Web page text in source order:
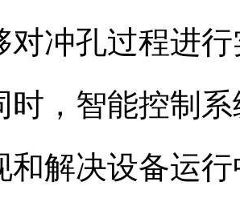
对冲孔过程进
时，智能控制
和解决设备运